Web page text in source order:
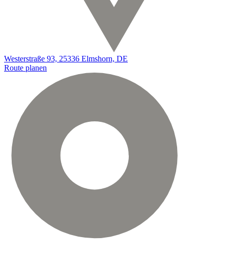
Westerstraße 93, 25336 Elmshorn, DE
Route planen